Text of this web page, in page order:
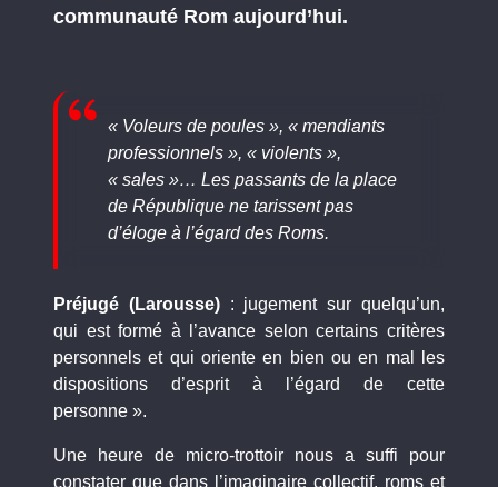
communauté Rom aujourd’hui.
« Voleurs de poules », « mendiants
professionnels », « violents »,
« sales »… Les passants de la place
de République ne tarissent pas
d’éloge à l’égard des Roms.
Préjugé (Larousse) : jugement sur quelqu’un,
qui est formé à l’avance selon certains critères
personnels et qui oriente en bien ou en mal les
dispositions d’esprit à l’égard de cette
personne ».
Une heure de micro-trottoir nous a suffi pour
constater que dans l’imaginaire collectif, roms et